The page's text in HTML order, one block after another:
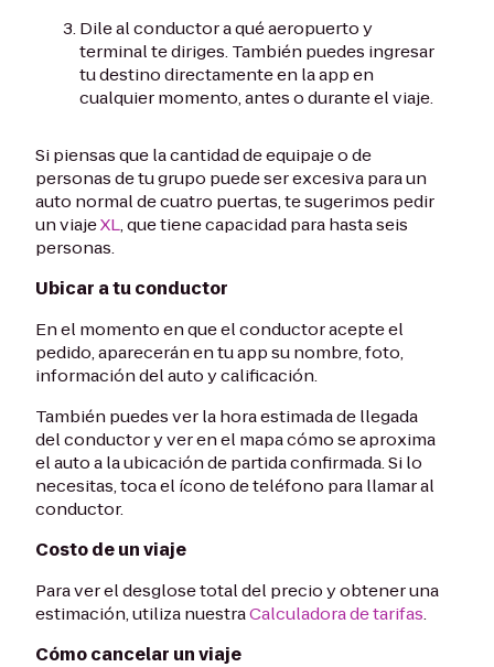
Dile al conductor a qué aeropuerto y
terminal te diriges. También puedes ingresar
tu destino directamente en la app en
cualquier momento, antes o durante el viaje.
Si piensas que la cantidad de equipaje o de
personas de tu grupo puede ser excesiva para un
auto normal de cuatro puertas, te sugerimos pedir
un viajeXL, que tiene capacidad para hasta seis
personas.
Ubicar a tu conductor
En el momento en que el conductor acepte el
pedido, aparecerán en tu app su nombre, foto,
información del auto y calificación.
También puedes ver la hora estimada de llegada
del conductor y ver en el mapa cómo se aproxima
el auto a la ubicación de partida confirmada. Si lo
necesitas, toca el ícono de teléfono para llamar al
conductor.
Costo de un viaje
Para ver el desglose total del precio y obtener una
estimación, utiliza nuestraCalculadora de tarifas.
Cómo cancelar un viaje